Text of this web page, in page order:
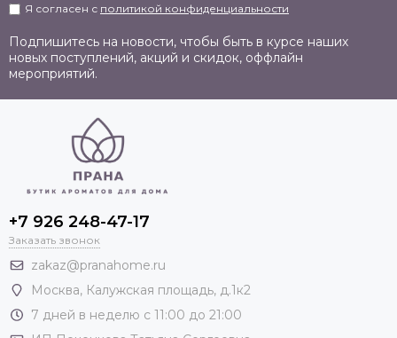
Я согласен с политикой конфиденциальности
Подпишитесь на новости, чтобы быть в курсе наших
новых поступлений, акций и скидок, оффлайн
мероприятий.
+7 926 248-47-17
Заказать звонок
zakaz@pranahome.ru
Москва, Калужская площадь, д.1к2
7 дней в неделю с 11:00 до 21:00